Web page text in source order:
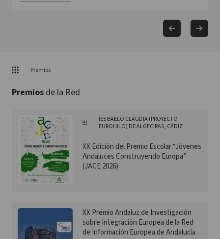
Premios
Premios de la Red
IES BAELO CLAUDIA (PROYECTO
EUROHILO) DE ALGECIRAS, CÁDIZ
XX Edición del Premio Escolar “Jóvenes
Andaluces Construyendo Europa”
(JACE 2026)
XX Premio Andaluz de Investigación
sobre Integración Europea de la Red
de Información Europea de Andalucía